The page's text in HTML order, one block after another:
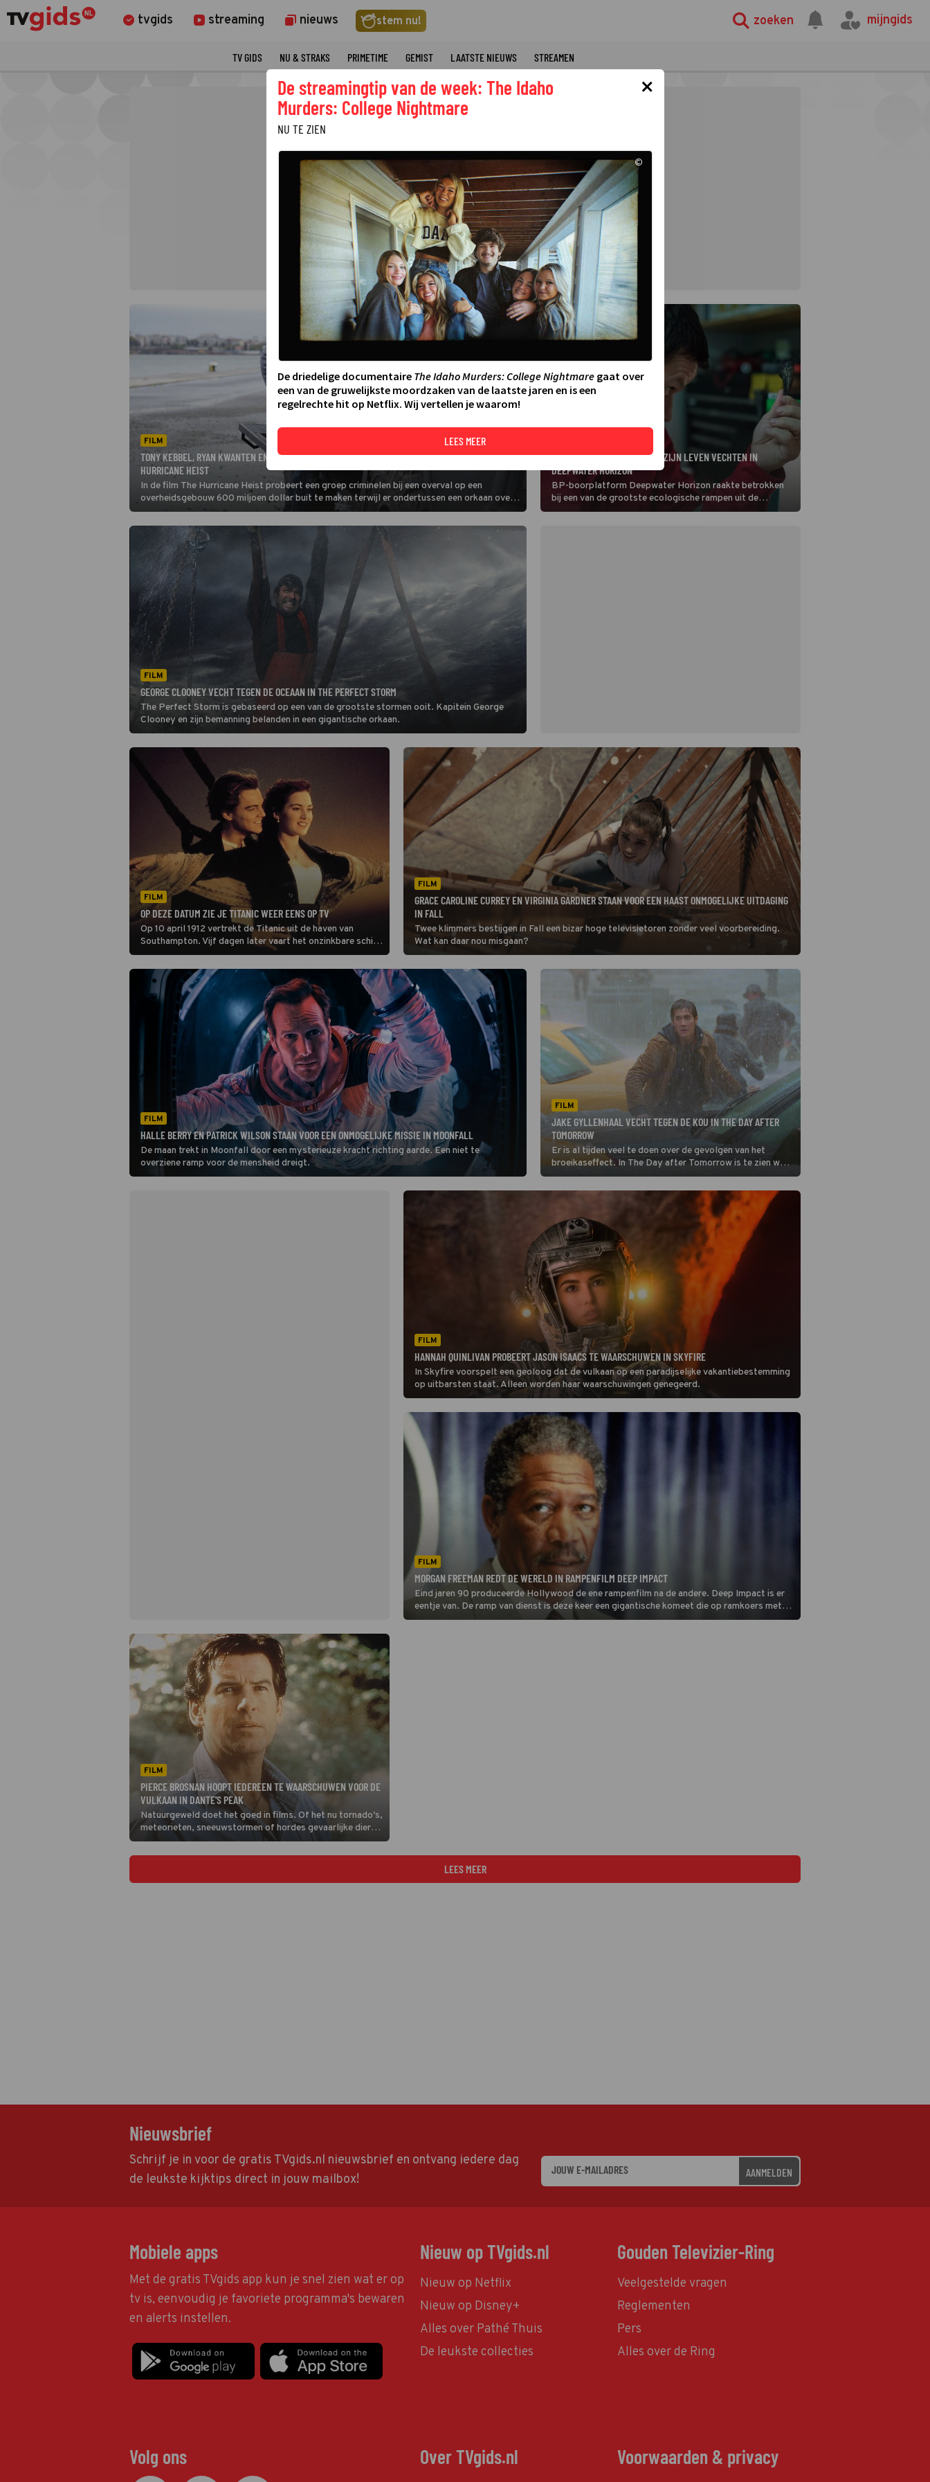
tvgids streaming nieuws stem nu! zoeken mijngids
TV GIDS NU & STRAKS PRIMETIME GEMIST LAATSTE NIEUWS STREAMEN
FILM
TONY KEBBEL, RYAN KWANTEN EN MAGGIE GRACE VECHTEN TEGEN WIND EN DIEVEN IN THE
HURRICANE HEIST
In de film The Hurricane Heist probeert een groep criminelen bij een overval op een
overheidsgebouw 600 miljoen dollar buit te maken terwijl er ondertussen een orkaan over
het gebied raast waar ze aan het werk zijn.
MARK WAHLBERG MOET VOOR ZIJN LEVEN VECHTEN IN
DEEPWATER HORIZON
BP-boorplatform Deepwater Horizon raakte betrokken
bij een van de grootste ecologische rampen uit de
geschiedenis. Deze film is een reconstructie van die fatale
FILM
GEORGE CLOONEY VECHT TEGEN DE OCEAAN IN THE PERFECT STORM
The Perfect Storm is gebaseerd op een van de grootste stormen ooit. Kapitein George
Clooney en zijn bemanning belanden in een gigantische orkaan.
FILM
OP DEZE DATUM ZIE JE TITANIC WEER EENS OP TV
Op 10 april 1912 vertrekt de Titanic uit de haven van
Southampton. Vijf dagen later vaart het onzinkbare schip
op een ijsberg. En dan zinkt het toch. In de tussentijd
beleven Jack en Rose aan boord een heftige romance.
FILM
GRACE CAROLINE CURREY EN VIRGINIA GARDNER STAAN VOOR EEN HAAST ONMOGELIJKE UITDAGING
IN FALL
Twee klimmers bestijgen in Fall een bizar hoge televisietoren zonder veel voorbereiding.
Wat kan daar nou misgaan?
FILM
HALLE BERRY EN PATRICK WILSON STAAN VOOR EEN ONMOGELIJKE MISSIE IN MOONFALL
De maan trekt in Moonfall door een mysterieuze kracht richting aarde. Een niet te
overziene ramp voor de mensheid dreigt.
FILM
JAKE GYLLENHAAL VECHT TEGEN DE KOU IN THE DAY AFTER
TOMORROW
Er is al tijden veel te doen over de gevolgen van het
broeikaseffect. In The Day after Tomorrow is te zien wat
de opwarming van de aarde met Amerika doet.
FILM
HANNAH QUINLIVAN PROBEERT JASON ISAACS TE WAARSCHUWEN IN SKYFIRE
In Skyfire voorspelt een geoloog dat de vulkaan op een paradijselijke vakantiebestemming
op uitbarsten staat. Alleen worden haar waarschuwingen genegeerd.
FILM
MORGAN FREEMAN REDT DE WERELD IN RAMPENFILM DEEP IMPACT
Eind jaren 90 produceerde Hollywood de ene rampenfilm na de andere. Deep Impact is er
eentje van. De ramp van dienst is deze keer een gigantische komeet die op ramkoers met
de aarde ligt.
FILM
PIERCE BROSNAN HOOPT IEDEREEN TE WAARSCHUWEN VOOR DE
VULKAAN IN DANTE'S PEAK
Natuurgeweld doet het goed in films. Of het nu tornado's,
meteorieten, sneeuwstormen of hordes gevaarlijke dieren
zijn: het levert mooie beelden op, zoals in Dante's Peak.
LEES MEER
Nieuwsbrief
Schrijf je in voor de gratis TVgids.nl nieuwsbrief en ontvang iedere dag
de leukste kijktips direct in jouw mailbox!
AANMELDEN
Mobiele apps
Met de gratis TVgids app kun je snel zien wat er op
tv is, eenvoudig je favoriete programma's bewaren
en alerts instellen.
Nieuw op TVgids.nl
Nieuw op Netflix
Nieuw op Disney+
Alles over Pathé Thuis
De leukste collecties
Gouden Televizier-Ring
Veelgestelde vragen
Reglementen
Pers
Alles over de Ring
Volg ons Over TVgids.nl Voorwaarden & privacy
×
De streamingtip van de week: The Idaho
Murders: College Nightmare
NU TE ZIEN
©
De driedelige documentaire The Idaho Murders: College Nightmaregaat over
een van de gruwelijkste moordzaken van de laatste jaren en is een
regelrechte hit op Netflix. Wij vertellen je waarom!
LEES MEER